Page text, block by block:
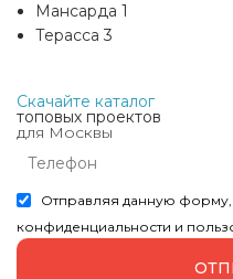
Мансарда 1
Терасса 3
Скачайте каталог
топовых проектов
для Москвы
Отправляя данную форму,
конфиденциальности и